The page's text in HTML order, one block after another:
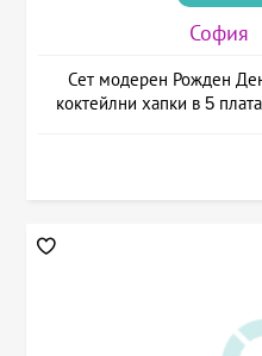
София
Сет модерен Рожден
коктейлни хапки в 5